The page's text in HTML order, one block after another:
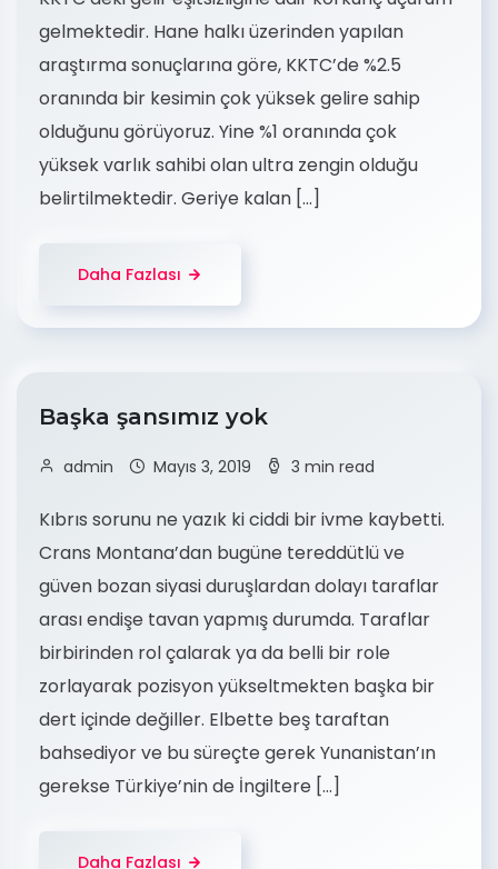
gelmektedir. Hane halkı üzerinden yapılan
araştırma sonuçlarına göre, KKTC’de %2.5
oranında bir kesimin çok yüksek gelire sahip
olduğunu görüyoruz. Yine %1 oranında çok
yüksek varlık sahibi olan ultra zengin olduğu
belirtilmektedir. Geriye kalan […]
Daha Fazlası
Başka şansımız yok
admin Mayıs 3, 2019 3 min read
Kıbrıs sorunu ne yazık ki ciddi bir ivme kaybetti.
Crans Montana’dan bugüne tereddütlü ve
güven bozan siyasi duruşlardan dolayı taraflar
arası endişe tavan yapmış durumda. Taraflar
birbirinden rol çalarak ya da belli bir role
zorlayarak pozisyon yükseltmekten başka bir
dert içinde değiller. Elbette beş taraftan
bahsediyor ve bu süreçte gerek Yunanistan’ın
gerekse Türkiye’nin de İngiltere […]
Daha Fazlası